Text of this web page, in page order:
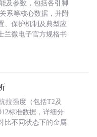
及参数，包括各引脚
系等核心数据，并附
、保护机制及典型应
兰微电子官方规格书
拉强度（包括T2及
标准数据，详细分
比不同状态下的金属